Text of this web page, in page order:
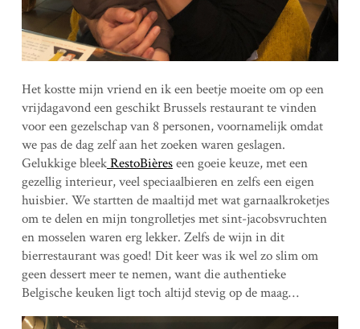
Het kostte mijn vriend en ik een beetje moeite om op een
vrijdagavond een geschikt Brussels restaurant te vinden
voor een gezelschap van 8 personen, voornamelijk omdat
we pas de dag zelf aan het zoeken waren geslagen.
Gelukkige bleekRestoBièreseen goeie keuze, met een
gezellig interieur, veel speciaalbieren en zelfs een eigen
huisbier. We startten de maaltijd met wat garnaalkroketjes
om te delen en mijn tongrolletjes met sint-jacobsvruchten
en mosselen waren erg lekker. Zelfs de wijn in dit
bierrestaurant was goed! Dit keer was ik wel zo slim om
geen dessert meer te nemen, want die authentieke
Belgische keuken ligt toch altijd stevig op de maag…